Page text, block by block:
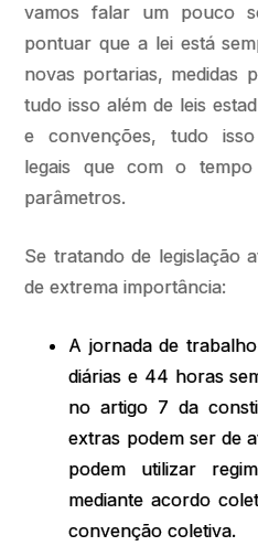
vamos falar um pouco
pontuar que a lei está
novas portarias, medidas
tudo isso além de leis
e convenções, tudo
legais que com o
parâmetros.
Se tratando de legislação
de extrema importância:
A jornada de
diárias e 44 horas
no artigo 7 da
extras podem ser de
podem utilizar
mediante acordo
convenção coletiva.